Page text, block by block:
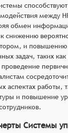
между
обмен
снижению
и повышению
задач, таких
аспектах работы,
и повышение
Системы